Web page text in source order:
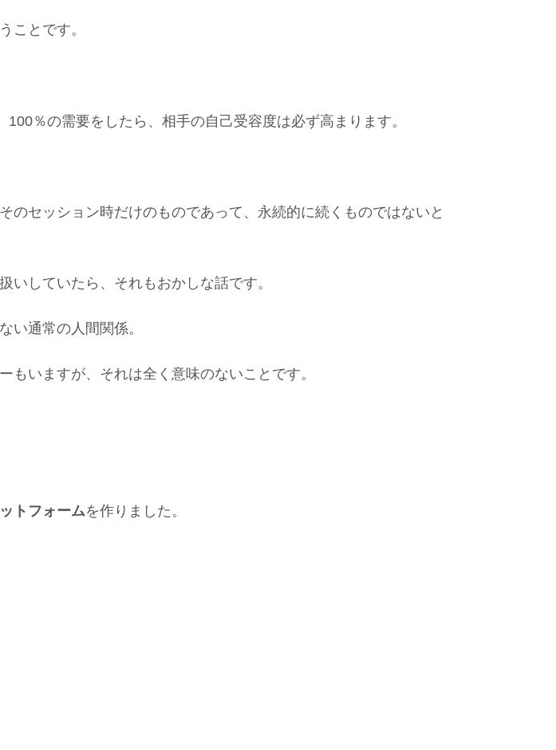
ことです。
％の需要をしたら、相手の自己受容度は必ず高まります。
セッション時だけのものであって、永続的に続くものではないと
いしていたら、それもおかしな話です。
い通常の人間関係。
いますが、それは全く意味のないことです。
トフォームを作りました。